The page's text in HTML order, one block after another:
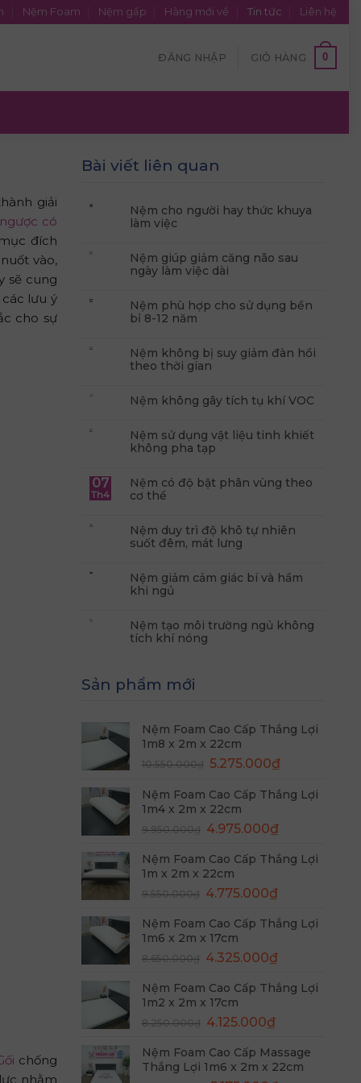
Nệm Foam Nệm gấp Hàng mới về Tin tức Liên hệ
ĐĂNG NHẬP GIỎ HÀNG 0
giải
có
đích
vào,
sẽ cung
lưu ý
cho sự
chống
nhằm
Bài viết liên quan
Nệm cho người hay thức khuya
làm việc
Nệm giúp giảm căng não sau
ngày làm việc dài
Nệm phù hợp cho sử dụng bền
bỉ 8-12 năm
Nệm không bị suy giảm đàn hồi
theo thời gian
Nệm không gây tích tụ khí VOC
Nệm sử dụng vật liệu tinh khiết
không pha tạp
07
Th4
Nệm có độ bật phân vùng theo
cơ thể
Nệm duy trì độ khô tự nhiên
suốt đêm, mát lưng
Nệm giảm cảm giác bí và hầm
khi ngủ
Nệm tạo môi trường ngủ không
tích khí nóng
Sản phẩm mới
Nệm Foam Cao Cấp Thắng Lợi
1m8 x 2m x 22cm
10.550.000₫ Giá
là:
10.550.000₫.
5.275.000₫Giá
tại
Nệm Foam Cao Cấp Thắng Lợi
1m4 x 2m x 22cm
9.950.000₫ Giá
là:
9.950.000₫.
4.975.000₫Giá
tại
Nệm Foam Cao Cấp Thắng Lợi
1m x 2m x 22cm
9.550.000₫ Giá
là:
9.550.000₫.
4.775.000₫Giá
tại
Nệm Foam Cao Cấp Thắng Lợi
1m6 x 2m x 17cm
8.650.000₫ Giá
là:
8.650.000₫.
4.325.000₫Giá
tại
Nệm Foam Cao Cấp Thắng Lợi
1m2 x 2m x 17cm
8.250.000₫ Giá
là:
8.250.000₫.
4.125.000₫Giá
tại
là:
Nệm Foam Cao Cấp Massage
Thắng Lợi 1m6 x 2m x 22cm